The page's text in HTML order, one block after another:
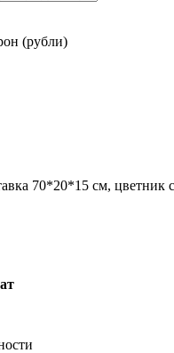
(рубли)
70*20*15 см, цветник